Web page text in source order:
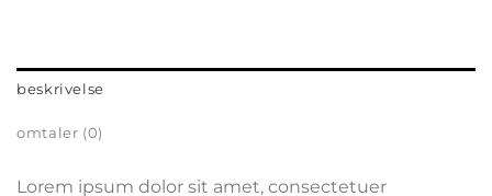
beskrivelse
omtaler (0)
Lorem ipsum dolor sit amet, consectetuer